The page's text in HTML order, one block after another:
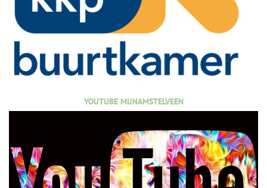
YOUTUBE MIJNAMSTELVEEN